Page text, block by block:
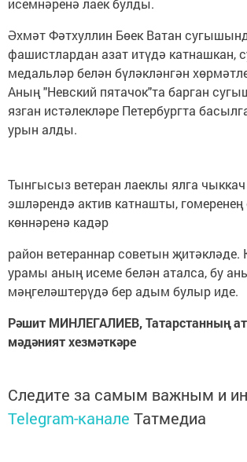
исемнәренә лаек булды.
Әхмәт Фәтхуллин Бөек Ватан
фашистлардан азат итүдә катнашкан,
медальләр белән бүләкләнгән
Аның "Невский пятачок"та барган
язган истәлекләре Петербургта
урын алды.
Тынгысыз ветеран лаеклы ялга
эшләрендә актив катнашты, гомеренең
көннәренә кадәр
район ветераннар советын
урамы аның исеме белән аталса, бу
мәңгеләштерүдә бер адым булыр иде.
Рәшит МИНЛЕГАЛИЕВ, Татарстанның
мәдәният хезмәткәре
Следите за самым важным и
Telegram-канале Татмедиа